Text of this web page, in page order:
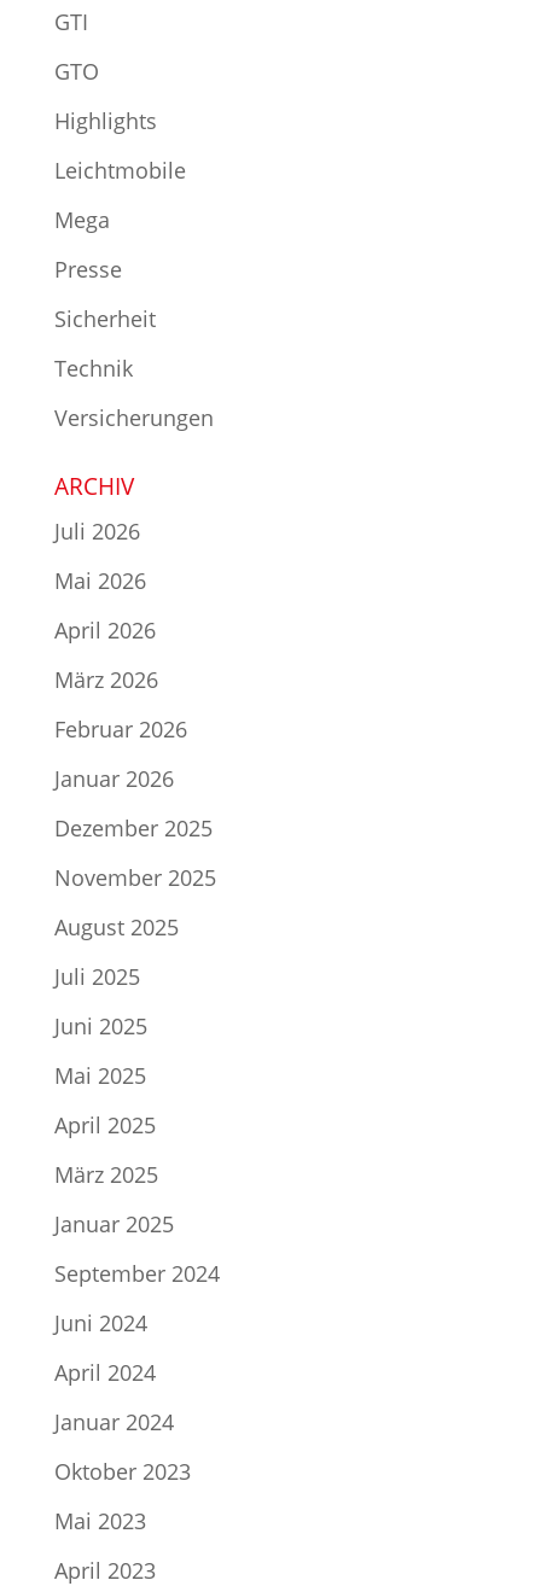
GTI
GTO
Highlights
Leichtmobile
Mega
Presse
Sicherheit
Technik
Versicherungen
ARCHIV
Juli 2026
Mai 2026
April 2026
März 2026
Februar 2026
Januar 2026
Dezember 2025
November 2025
August 2025
Juli 2025
Juni 2025
Mai 2025
April 2025
März 2025
Januar 2025
September 2024
Juni 2024
April 2024
Januar 2024
Oktober 2023
Mai 2023
April 2023